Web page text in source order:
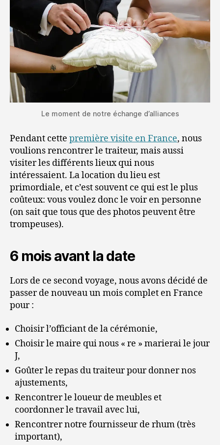
Le moment de notre échange d’alliances
Pendant cette première visite en France, nous
voulions rencontrer le traiteur, mais aussi
visiter les différents lieux qui nous
intéressaient. La location du lieu est
primordiale, et c’est souvent ce qui est le plus
coûteux: vous voulez donc le voir en personne
(on sait que tous que des photos peuvent être
trompeuses).
6 mois avant la date
Lors de ce second voyage, nous avons décidé de
passer de nouveau un mois complet en France
pour :
Choisir l’officiant de la cérémonie,
Choisir le maire qui nous « re » marierai le jour
J,
Goûter le repas du traiteur pour donner nos
ajustements,
Rencontrer le loueur de meubles et
coordonner le travail avec lui,
Rencontrer notre fournisseur de rhum (très
important),